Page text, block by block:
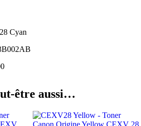
Cyan
être aussi…